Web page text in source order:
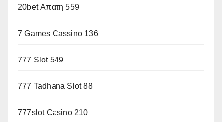
20bet Απατη 559
7 Games Cassino 136
777 Slot 549
777 Tadhana Slot 88
777slot Casino 210